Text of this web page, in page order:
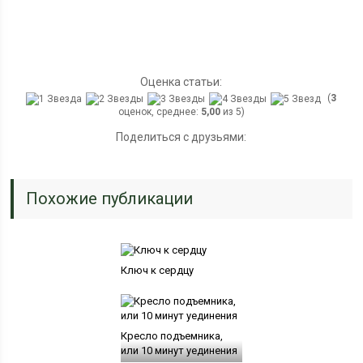
Оценка статьи:
(3
оценок, среднее: 5,00из 5)
Поделиться с друзьями:
Похожие публикации
Ключ к сердцу
Кресло подъемника,
или 10 минут уединения